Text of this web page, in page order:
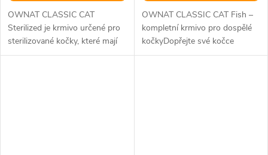
OWNAT CLASSIC CAT
Sterilized je krmivo určené pro
sterilizované kočky, které mají
nižší energetické nároky a
OWNAT CLASSIC CAT Fish –
kompletní krmivo pro dospělé
kočkyDopřejte své kočce
chutnou a vyváženou stravu s